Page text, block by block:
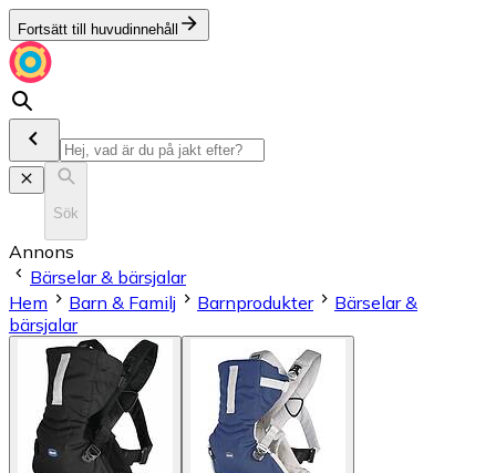
Fortsätt till huvudinnehåll
Sök
Annons
Bärselar & bärsjalar
Hem
Barn & Familj Barnprodukter
Bärselar &
bärsjalar